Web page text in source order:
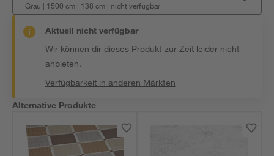
Grau | 1500 cm | 138 cm | nicht verfügbar
Aktuell nicht verfügbar
Wir können dir dieses Produkt zur Zeit leider nicht
anbieten.
Verfügbarkeit in anderen Märkten
Alternative Produkte